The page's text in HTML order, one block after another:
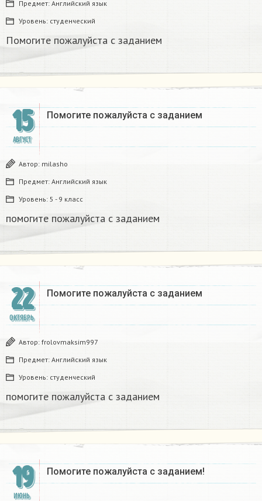
Предмет: Английский язык
Уровень: студенческий
Помогите пожалуйста с заданием ​
15
АВГУСТ
Помогите пожалуйста с заданием​
Автор: milasho
Предмет: Английский язык
Уровень: 5 - 9 класс
помогите пожалуйста с заданием​
22
ОКТЯБРЬ
Помогите пожалуйста с заданием​
Автор: frolovmaksim997
Предмет: Английский язык
Уровень: студенческий
помогите пожалуйста с заданием​
19
ИЮНЬ
Помогите пожалуйста с заданием!